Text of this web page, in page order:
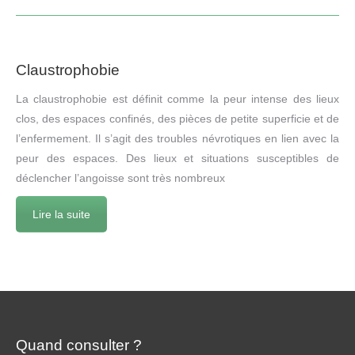
:
Claustrophobie
La claustrophobie est définit comme la peur intense des lieux
clos, des espaces confinés, des pièces de petite superficie et de
l’enfermement. Il s’agit des troubles névrotiques en lien avec la
peur des espaces. Des lieux et situations susceptibles de
déclencher l’angoisse sont très nombreux
Lire la suite
Quand consulter ?